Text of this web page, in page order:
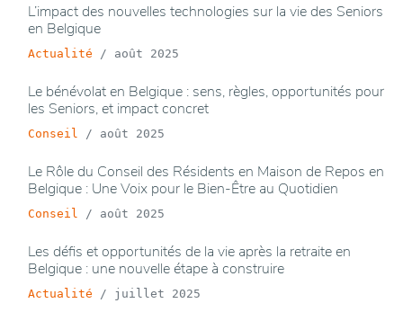
L’impact des nouvelles technologies sur la vie des Seniors
en Belgique
Actualité / août 2025
Le bénévolat en Belgique : sens, règles, opportunités pour
les Seniors, et impact concret
Conseil / août 2025
Le Rôle du Conseil des Résidents en Maison de Repos en
Belgique : Une Voix pour le Bien-Être au Quotidien
Conseil / août 2025
Les défis et opportunités de la vie après la retraite en
Belgique : une nouvelle étape à construire
Actualité / juillet 2025